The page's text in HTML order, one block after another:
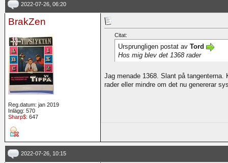
2022-07-26, 06:20
BrakZen
Reg.datum: jan 2019
Inlägg: 570
Sharp$: 647
Citat:
Ursprungligen postat av Tord
Hos mig blev det 1368 rader
Jag menade 1368. Slant på
rader eller mindre om det nu genererar
2022-07-26, 10:15